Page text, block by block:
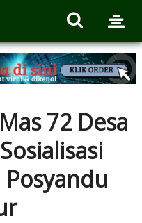
72 Desa
Posyandu